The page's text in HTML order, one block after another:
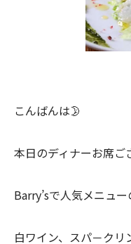
こんばんは🌛
本日のディナーお席ご
Barry’sで人気メニュ
白ワイン、スパ－ク